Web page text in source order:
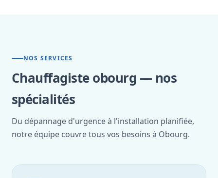
NOS SERVICES
Chauffagiste obourg — nos
spécialités
Du dépannage d'urgence à l'installation planifiée,
notre équipe couvre tous vos besoins à Obourg.